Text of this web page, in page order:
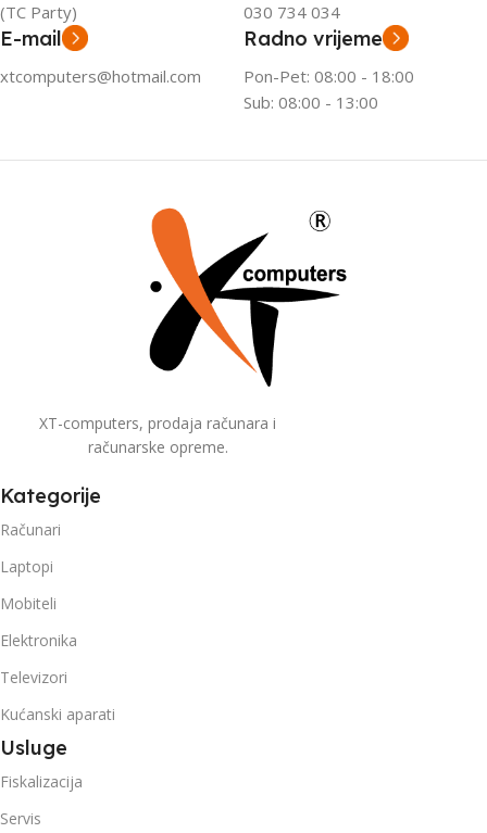
(TC Party)
030 734 034
E-mail
xtcomputers@hotmail.com
Radno vrijeme
Pon-Pet: 08:00 - 18:00
Sub: 08:00 - 13:00
XT-computers, prodaja računara i
računarske opreme.
Kategorije
Računari
Laptopi
Mobiteli
Elektronika
Televizori
Kućanski aparati
Usluge
Fiskalizacija
Servis